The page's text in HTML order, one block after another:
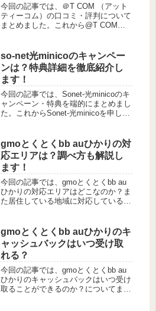
今回の記事では、＠T COM （アット
ティーコム）の口コミ・評判について
まとめました。これから@T COMを
いね。
so-net光minicoのキャンペー
ンは？特典詳細を徹底紹介し
ます！
今回の記事では、Sonet-光minicoのキ
ャンペーン・特典を端的にまとめまし
た。これからSonet-光minicoを申し込
さいね。
gmoとくとくbb auひかりの対
応エリアは？調べ方も解説し
ます！
今回の記事では、gmoとくとくbb au
ひかりの対応エリアはどこなのか？ま
た居住している地域に対応しているか
りを申し込みたいけど、対応エリアが
気になる方は是非読んでみてください
ね。
gmoとくとくbb auひかりのキ
ャッシュバックはいつ受け取
れる？
今回の記事では、gmoとくとくbb au
ひかりのキャッシュバックはいつ受け
取ることができるのか？についてまと